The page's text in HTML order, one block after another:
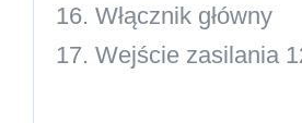
Włącznik główny
Wejście zasilania